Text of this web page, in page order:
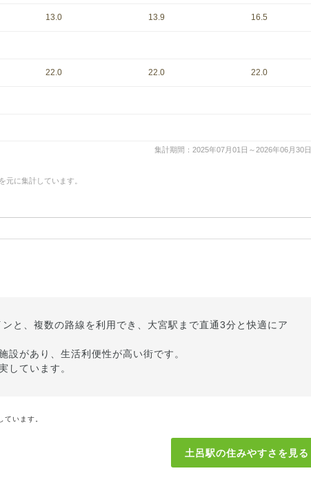
13.0 13.9 16.5
22.0 22.0 22.0
集計期間：2025年07月01日～2026年06月30日
元に集計しています。
と、複数の路線を利用でき、大宮駅まで直通3分と快適にア
があり、生活利便性が高い街です。
しています。
います。
土呂駅の住みやすさを見る